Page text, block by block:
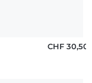
CHF 30,50